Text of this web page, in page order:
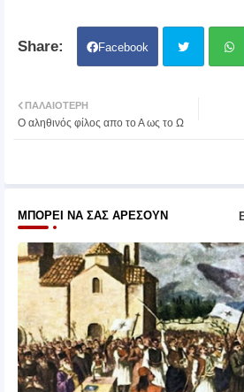
Facebook
ter
ΠΑΛΑΙΌΤΕΡΗ
Ο αληθινός φίλος απο το Α ως το Ω
ΜΠΟΡΕΊ ΝΑ ΣΑΣ ΑΡΈΣΟΥΝ